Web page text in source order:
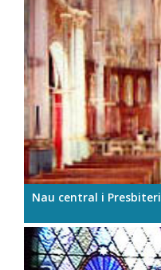
Nau central i Presbiteri